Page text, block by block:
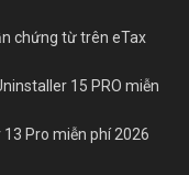
chứng từ trên eTax
15 PRO miễn
Pro miễn phí 2026